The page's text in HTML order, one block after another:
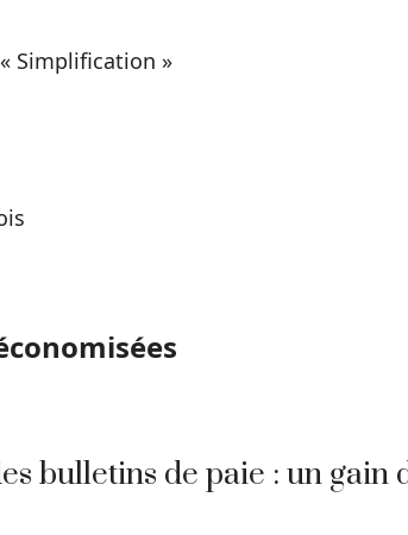
Simplification »
bulletins de paie : un gain